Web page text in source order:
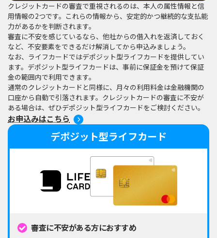
クレジットカードの審査で重視されるのは、本人の属性情報と信
用情報の2つです。これらの情報から、安定的かつ継続的な支払能
力があるかを判断されます。
審査に不安を感じているなら、他社からの借入れを返済しておく
など、不安要素をできるだけ解消してから申込みましょう。
なお、ライフカードではデポジット型ライフカードを提供してい
ます。デポジット型ライフカードは、事前に保証金を預けて保証
金の範囲内で利用できます。
通常のクレジットカードと同様に、月々の利用料金は金融機関の
口座から自動で引落されます。クレジットカードの審査に不安が
ある場合は、ぜひデポジット型ライフカードをご検討ください。
お申込みはこちら
デポジット型ライフカード
審査に不安がある方におすすめ